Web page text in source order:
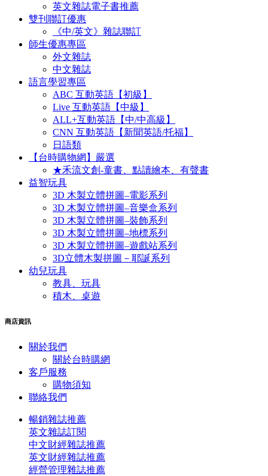
英文雜誌電子書推薦
雙刊聯訂優惠
《中/英文》雜誌聯訂
師生優惠專區
外文雜誌
中文雜誌
語言學習專區
ABC 互動英語【初級】
Live 互動英語【中級】
ALL+互動英語【中/中高級】
CNN 互動英語【新聞英語/托福】
日語類
【台時購物網】嚴選
★禾流文創-童書、點讀繪本、有聲書
益智玩具
3D 木製立體拼圖–電影系列
3D 木製立體拼圖–音樂盒系列
3D 木製立體拼圖–裝飾系列
3D 木製立體拼圖–地標系列
3D 木製立體拼圖–遊戲站系列
3D立體木製拼圖－耶誕系列
幼兒玩具
教具、玩具
積木、桌遊
商店資訊
關於我們
關於台時購網
客戶服務
購物須知
聯絡我們
暢銷雜誌推薦
英文雜誌訂閱
中文財經雜誌推薦
英文財經雜誌推薦
經營管理雜誌推薦